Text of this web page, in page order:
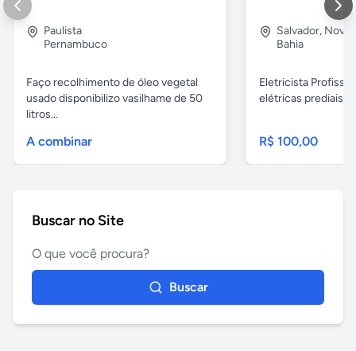
Paulista
Pernambuco
Faço recolhimento de óleo vegetal
usado disponibilizo vasilhame de 50
litros...
A combinar
Salvador, Nova
Bahia
Eletricista
elétricas prediais e
R$ 100,00
Buscar no Site
Buscar